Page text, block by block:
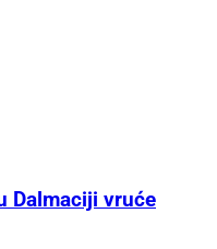
Dalmaciji vruće